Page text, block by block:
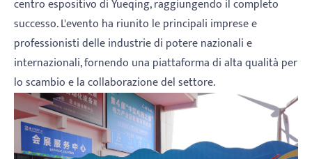
centro espositivo di Yueqing, raggiungendo il completo
successo. L'evento ha riunito le principali imprese e
professionisti delle industrie di potere nazionali e
internazionali, fornendo una piattaforma di alta qualità per
lo scambio e la collaborazione del settore.